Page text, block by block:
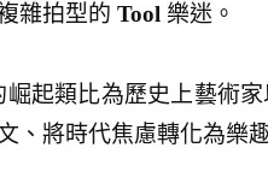
雜拍型的 Tool 樂迷。
崛起類比為歷史上藝術
將時代焦慮轉化為樂